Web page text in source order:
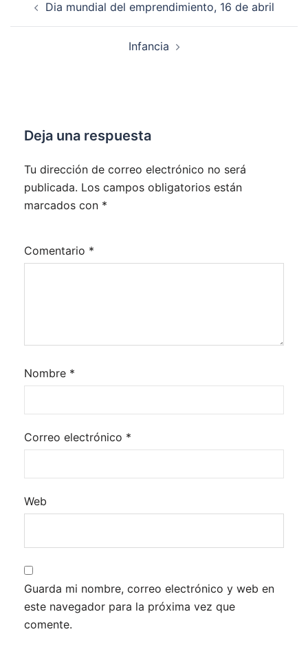
Dia mundial del emprendimiento, 16 de abril
Infancia
Deja una respuesta
Tu dirección de correo electrónico no será
publicada. Los campos obligatorios están
marcados con *
Comentario *
Nombre *
Correo electrónico *
Web
Guarda mi nombre, correo electrónico y web en
este navegador para la próxima vez que
comente.